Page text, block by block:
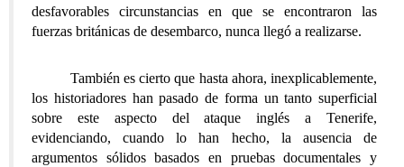
desfavorables circunstancias en que se encontraron las
fuerzas británicas de desembarco, nunca llegó a realizarse.
También es cierto que hasta ahora, inexplicablemente,
los historiadores han pasado de forma un tanto superficial
sobre este aspecto del ataque inglés a Tenerife,
evidenciando, cuando lo han hecho, la ausencia de
argumentos sólidos basados en pruebas documentales y